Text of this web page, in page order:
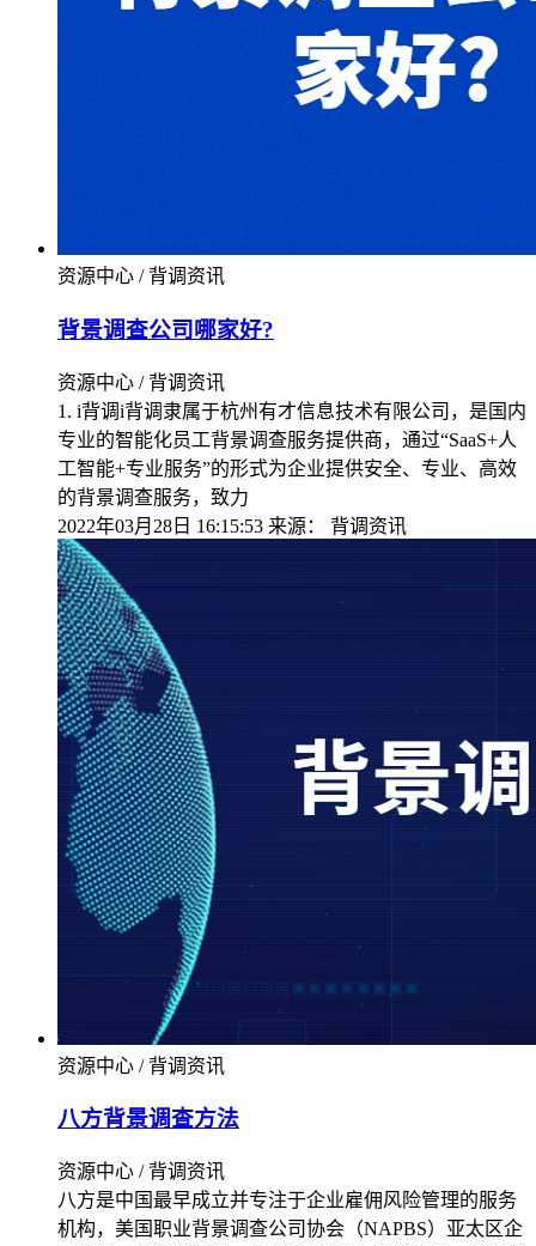
资源中心 / 背调资讯
背景调查公司哪家好?
资源中心 / 背调资讯
1. i背调i背调隶属于杭州有才信息技术有限公司，是国内
专业的智能化员工背景调查服务提供商，通过“SaaS+人
工智能+专业服务”的形式为企业提供安全、专业、高效
的背景调查服务，致力
2022年03月28日 16:15:53 来源： 背调资讯
资源中心 / 背调资讯
八方背景调查方法
资源中心 / 背调资讯
八方是中国最早成立并专注于企业雇佣风险管理的服务
机构，美国职业背景调查公司协会（NAPBS）亚太区企